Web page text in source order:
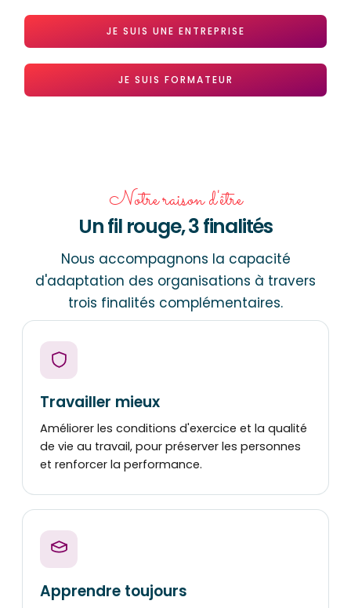
JE SUIS UNE ENTREPRISE
JE SUIS FORMATEUR
Notre raison d'être
Un fil rouge, 3 finalités
Nous accompagnons la capacité
d'adaptation des organisations à travers
trois finalités complémentaires.
Travailler mieux
Améliorer les conditions d'exercice et la qualité
de vie au travail, pour préserver les personnes
et renforcer la performance.
Apprendre toujours